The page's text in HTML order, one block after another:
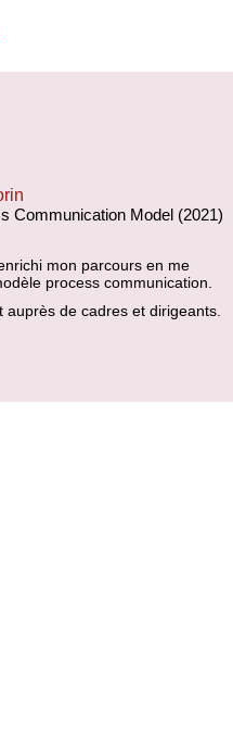
Communication Model (2021)
mon parcours en me
process communication.
de cadres et dirigeants.